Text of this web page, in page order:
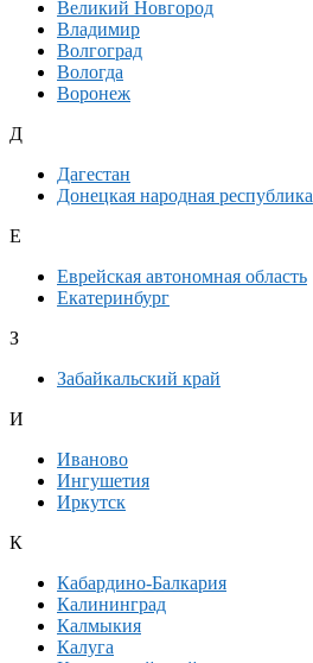
Великий Новгород
Владимир
Волгоград
Вологда
Воронеж
Д
Дагестан
Донецкая народная республика
Е
Еврейская автономная область
Екатеринбург
З
Забайкальский край
И
Иваново
Ингушетия
Иркутск
К
Кабардино-Балкария
Калининград
Калмыкия
Калуга